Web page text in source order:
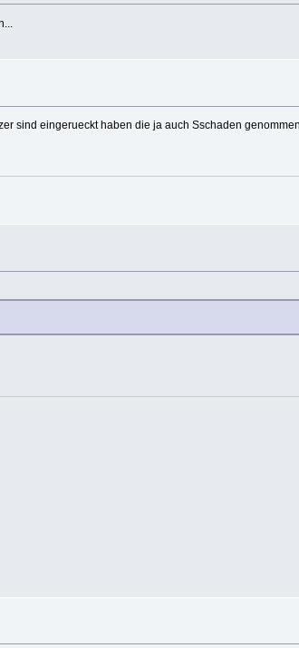
sind eingerueckt haben die ja auch Sschaden